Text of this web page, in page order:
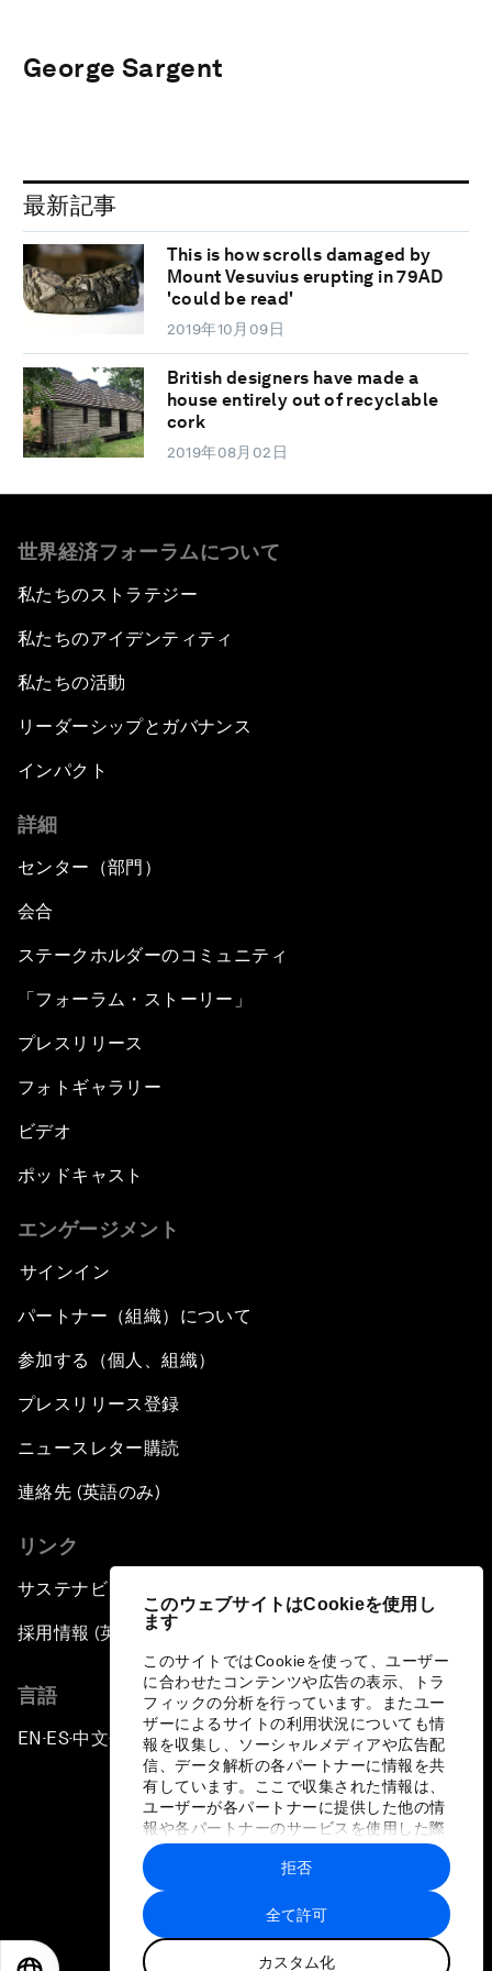
このウェブサイトはCookieを使用し
ます
このサイトではCookieを使って、ユーザー
に合わせたコンテンツや広告の表示、トラ
フィックの分析を行っています。またユー
ザーによるサイトの利用状況についても情
報を収集し、ソーシャルメディアや広告配
信、データ解析の各パートナーに情報を共
有しています。ここで収集された情報は、
ユーザーが各パートナーに提供した他の情
報や各パートナーのサービスを使用した際
に収集された情報と組み合わされ、各パー
トナーによって使用されることがありま
す。
全て許可
カスタム化
拒否
George Sargent
最新記事
This is how scrolls damaged by
Mount Vesuvius erupting in 79AD
'could be read'
2019年10月09日
British designers have made a
house entirely out of recyclable
cork
2019年08月02日
世界経済フォーラムについて
私たちのストラテジー
私たちのアイデンティティ
私たちの活動
リーダーシップとガバナンス
インパクト
詳細
センター（部門）
会合
ステークホルダーのコミュニティ
「フォーラム・ストーリー」
プレスリリース
フォトギャラリー
ビデオ
ポッドキャスト
エンゲージメント
サインイン
パートナー（組織）について
参加する（個人、組織）
プレスリリース登録
ニュースレター購読
連絡先 (英語のみ)
リンク
サステナビリティへの取り組み
採用情報 (英語のみ)
言語
EN ▪ ES▪中文▪ 日本語
プライバシーポリシーと利用規約
サイトマップ